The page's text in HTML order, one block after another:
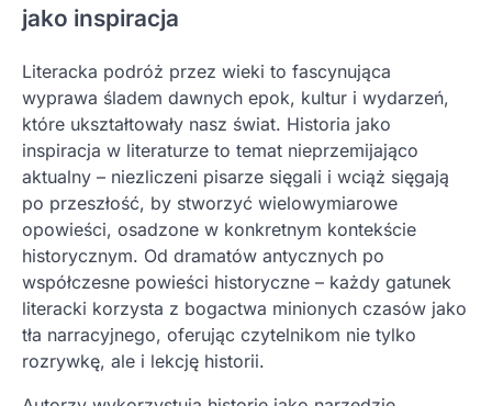
jako inspiracja
Literacka podróż przez wieki to fascynująca
wyprawa śladem dawnych epok, kultur i wydarzeń,
które ukształtowały nasz świat. Historia jako
inspiracja w literaturze to temat nieprzemijająco
aktualny – niezliczeni pisarze sięgali i wciąż sięgają
po przeszłość, by stworzyć wielowymiarowe
opowieści, osadzone w konkretnym kontekście
historycznym. Od dramatów antycznych po
współczesne powieści historyczne – każdy gatunek
literacki korzysta z bogactwa minionych czasów jako
tła narracyjnego, oferując czytelnikom nie tylko
rozrywkę, ale i lekcję historii.